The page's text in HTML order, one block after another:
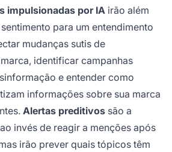
impulsionadas por IA irão além
para um entendimento
mudanças sutis de
identificar campanhas
e entender como
informações sobre sua marca
Alertas preditivos são a
invés de reagir a menções após
irão prever quais tópicos têm